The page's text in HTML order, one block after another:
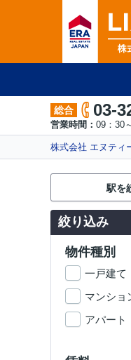
総合 03-
営業時間： 09：30
株式会社 エヌティ
駅を
絞り込み
物件種別
一戸建て
マンショ
アパート